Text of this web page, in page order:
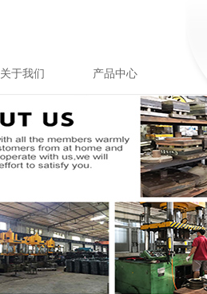
关于我们 产品中心